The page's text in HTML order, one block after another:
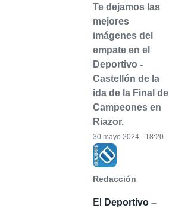
Te dejamos las
mejores
imágenes del
empate en el
Deportivo -
Castellón de la
ida de la Final de
Campeones en
Riazor.
Redacción
30 mayo 2024 - 18:20
El
Deportivo –